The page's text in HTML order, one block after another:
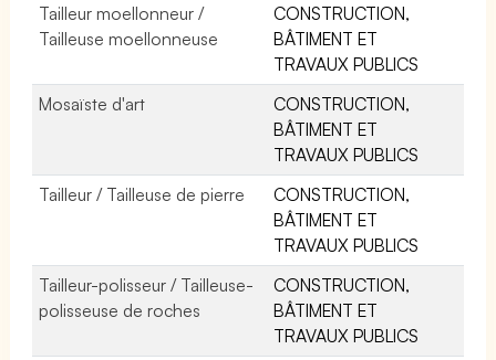
Tailleur moellonneur /
Tailleuse moellonneuse
CONSTRUCTION,
BÂTIMENT ET
TRAVAUX PUBLICS
Mosaïste d'art
CONSTRUCTION,
BÂTIMENT ET
TRAVAUX PUBLICS
Tailleur / Tailleuse de pierre
CONSTRUCTION,
BÂTIMENT ET
TRAVAUX PUBLICS
Tailleur-polisseur / Tailleuse-
polisseuse de roches
CONSTRUCTION,
BÂTIMENT ET
TRAVAUX PUBLICS